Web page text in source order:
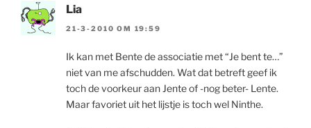
Lia
21-3-2010 OM 19:59
Ik kan met Bente de associatie met “Je bent te…”
niet van me afschudden. Wat dat betreft geef ik
toch de voorkeur aan Jente of -nog beter- Lente.
Maar favoriet uit het lijstje is toch wel Ninthe.